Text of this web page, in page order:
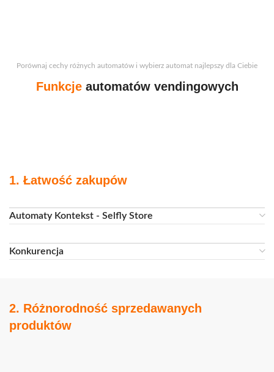
Porównaj cechy różnych automatów i wybierz automat najlepszy dla Ciebie
Funkcje automatów vendingowych
1. Łatwość zakupów
Automaty Kontekst - Selfly Store
Konkurencja
2. Różnorodność sprzedawanych
produktów